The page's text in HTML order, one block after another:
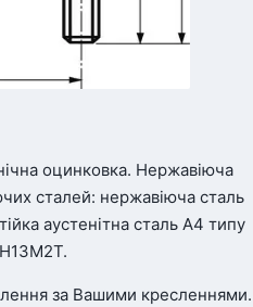
оцинковка. Нержавіюча
сталей: нержавіюча сталь
аустенітна сталь А4 типу
за Вашими кресленнями.